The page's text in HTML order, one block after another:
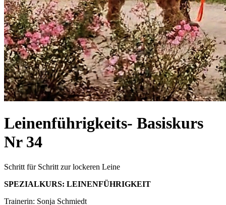
Leinenführigkeits- Basiskurs
Nr 34
Schritt für Schritt zur lockeren Leine
SPEZIALKURS: LEINENFÜHRIGKEIT
Trainerin: Sonja Schmiedt